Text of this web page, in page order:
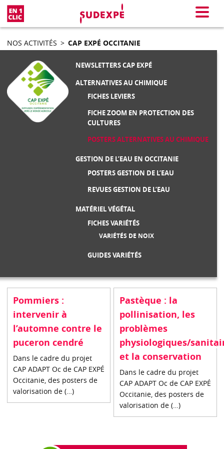
Menu
NOS ACTIVITÉS > CAP EXPÉ OCCITANIE
NEWSLETTERS CAP EXPÉ
ALTERNATIVES AU CHIMIQUE
FICHES LEVIERS
FICHE ZOOM EN PROTECTION DES
CULTURES
POSTERS ALTERNATIVES AU CHIMIQUE
GESTION DE L’EAU EN OCCITANIE
POSTERS GESTION DE L’EAU
REVUES GESTION DE L’EAU
MATÉRIEL VÉGÉTAL
FICHES VARIÉTÉS
VARIÉTÉS DE NOIX
GUIDES VARIÉTÉS
Pommiers :
intervenir à
l’automne contre le
puceron cendré
Dans le cadre du projet
CAP ADAPT Oc de CAP EXPÉ
Occitanie, des posters de
valorisation de (…)
Pastèque : la
pollinisation, les
problèmes
physiologiques/
et la conservation
Dans le cadre du projet
CAP ADAPT Oc de CAP EXPÉ
Occitanie, des posters de
valorisation de (…)